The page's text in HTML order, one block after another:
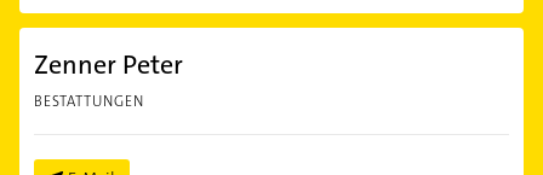
Zenner Peter
BESTATTUNGEN